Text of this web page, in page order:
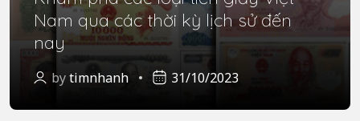
Nam qua các thời kỳ lịch sử đến
nay
bytimnhanh 31/10/2023